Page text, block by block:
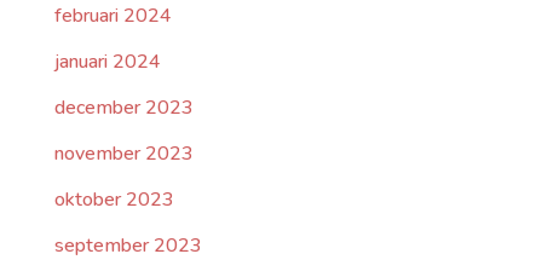
februari 2024
januari 2024
december 2023
november 2023
oktober 2023
september 2023